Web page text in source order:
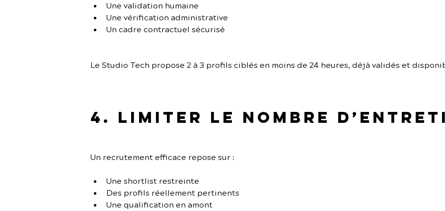
Une validation humaine
Une vérification administrative
Un cadre contractuel sécurisé
Le Studio Tech propose 2 à 3 profils ciblés en moins de 24 heures, déjà validés et
4. Limiter le nombre
Un recrutement efficace repose sur :
Une shortlist restreinte
Des profils réellement pertinents
Une qualification en amont